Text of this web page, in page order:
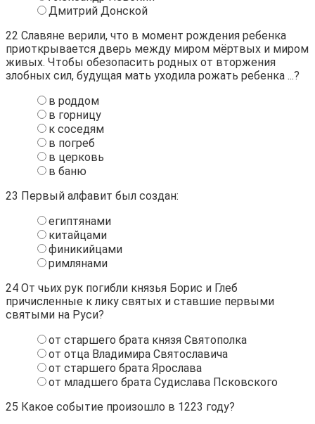
Дмитрий Донской
22 Славяне верили, что в момент рождения ребенка
приоткрывается дверь между миром мёртвых и миром
живых. Чтобы обезопасить родных от вторжения
злобных сил, будущая мать уходила рожать ребенка ...?
в роддом
в горницу
к соседям
в погреб
в церковь
в баню
23 Первый алфавит был создан:
египтянами
китайцами
финикийцами
римлянами
24 От чьих рук погибли князья Борис и Глеб
причисленные к лику святых и ставшие первыми
святыми на Руси?
от старшего брата князя Святополка
от отца Владимира Святославича
от старшего брата Ярослава
от младшего брата Судислава Псковского
25 Какое событие произошло в 1223 году?